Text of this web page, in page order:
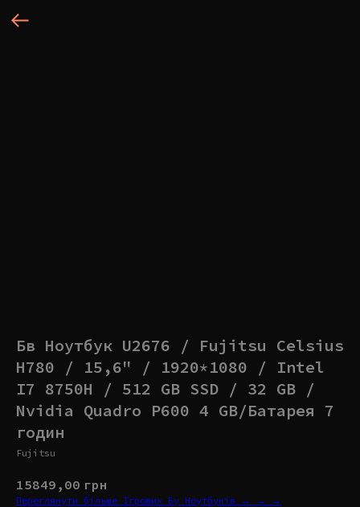
Бв Ноутбук U2676 / Fujitsu Celsius
H780 / 15,6" / 1920*1080 / Intel
I7 8750H / 512 GB SSD / 32 GB /
Nvidia Quadro P600 4 GB/Батарея 7
годин
Fujitsu
15849,00 грн
Переглянути більше Ігрових Бу Ноутбуків → → →